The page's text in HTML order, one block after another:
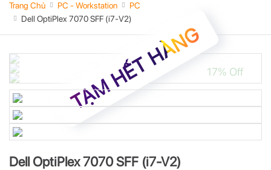
Trang Chủ PC - Workstation
PC
Dell OptiPlex 7070 SFF (i7-V2)
17% Off
TẠM HẾT HÀNG
Dell OptiPlex 7070 SFF (i7-V2)